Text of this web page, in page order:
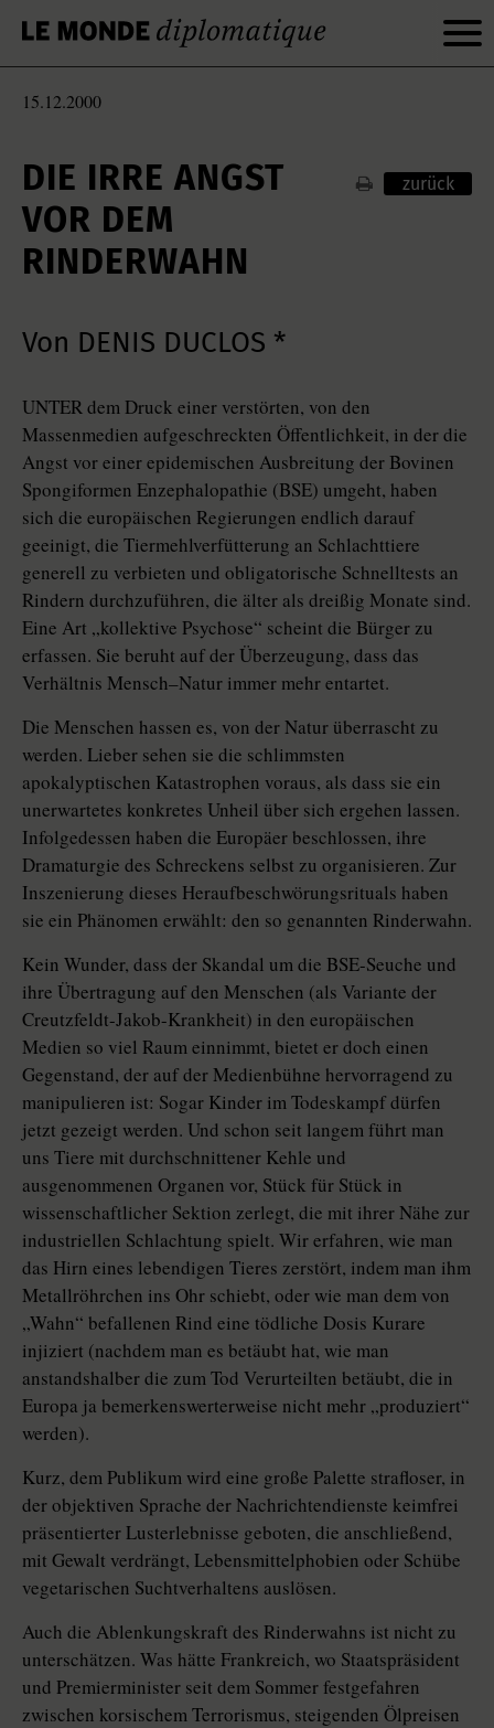
15.12.2000
DIE IRRE ANGST
VOR DEM
RINDERWAHN
zurück
Von DENIS DUCLOS *
UNTER dem Druck einer verstörten, von den
Massenmedien aufgeschreckten Öffentlichkeit, in der die
Angst vor einer epidemischen Ausbreitung der Bovinen
Spongiformen Enzephalopathie (BSE) umgeht, haben
sich die europäischen Regierungen endlich darauf
geeinigt, die Tiermehlverfütterung an Schlachttiere
generell zu verbieten und obligatorische Schnelltests an
Rindern durchzuführen, die älter als dreißig Monate sind.
Eine Art „kollektive Psychose“ scheint die Bürger zu
erfassen. Sie beruht auf der Überzeugung, dass das
Verhältnis Mensch–Natur immer mehr entartet.
Die Menschen hassen es, von der Natur überrascht zu
werden. Lieber sehen sie die schlimmsten
apokalyptischen Katastrophen voraus, als dass sie ein
unerwartetes konkretes Unheil über sich ergehen lassen.
Infolgedessen haben die Europäer beschlossen, ihre
Dramaturgie des Schreckens selbst zu organisieren. Zur
Inszenierung dieses Heraufbeschwörungsrituals haben
sie ein Phänomen erwählt: den so genannten Rinderwahn.
Kein Wunder, dass der Skandal um die BSE-Seuche und
ihre Übertragung auf den Menschen (als Variante der
Creutzfeldt-Jakob-Krankheit) in den europäischen
Medien so viel Raum einnimmt, bietet er doch einen
Gegenstand, der auf der Medienbühne hervorragend zu
manipulieren ist: Sogar Kinder im Todeskampf dürfen
jetzt gezeigt werden. Und schon seit langem führt man
uns Tiere mit durchschnittener Kehle und
ausgenommenen Organen vor, Stück für Stück in
wissenschaftlicher Sektion zerlegt, die mit ihrer Nähe zur
industriellen Schlachtung spielt. Wir erfahren, wie man
das Hirn eines lebendigen Tieres zerstört, indem man ihm
Metallröhrchen ins Ohr schiebt, oder wie man dem von
„Wahn“ befallenen Rind eine tödliche Dosis Kurare
injiziert (nachdem man es betäubt hat, wie man
anstandshalber die zum Tod Verurteilten betäubt, die in
Europa ja bemerkenswerterweise nicht mehr „produziert“
werden).
Kurz, dem Publikum wird eine große Palette strafloser, in
der objektiven Sprache der Nachrichtendienste keimfrei
präsentierter Lusterlebnisse geboten, die anschließend,
mit Gewalt verdrängt, Lebensmittelphobien oder Schübe
vegetarischen Suchtverhaltens auslösen.
Auch die Ablenkungskraft des Rinderwahns ist nicht zu
unterschätzen. Was hätte Frankreich, wo Staatspräsident
und Premierminister seit dem Sommer festgefahren
zwischen korsischem Terrorismus, steigenden Ölpreisen